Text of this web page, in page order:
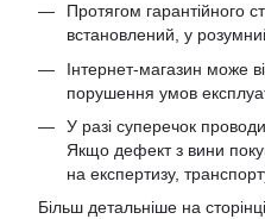
Протягом гарантійного
встановлений, у
Інтернет-магазин може
порушення умов
У разі суперечок
Якщо дефект з вини
на експертизу,
Більш детальніше на